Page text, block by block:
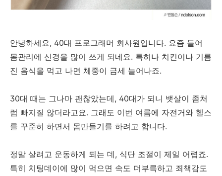
안녕하세요, 40대 프로그래머 회사원입니다. 요즘 들어
몸관리에 신경을 많이 쓰게 되네요. 특히나 치킨이나 기름
진 음식을 먹고 나면 체중이 금세 늘어나죠.
30대 때는 그나마 괜찮았는데, 40대가 되니 뱃살이 좀처
럼 빠지질 않더라고요. 그래도 이번 여름에 자전거와 헬스
를 꾸준히 하면서 몸만들기를 하려고 합니다.
정말 살려고 운동하게 되는 데, 식단 조절이 제일 어렵죠.
특히 치팅데이에 많이 먹으면 속도 더부륵하고 죄책감도